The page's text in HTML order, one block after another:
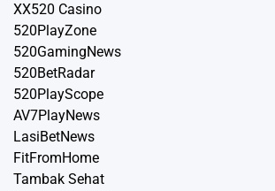
XX520 Casino
520PlayZone
520GamingNews
520BetRadar
520PlayScope
AV7PlayNews
LasiBetNews
FitFromHome
Tambak Sehat